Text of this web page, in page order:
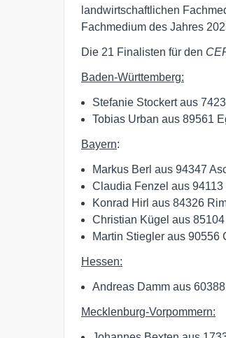
landwirtschaftlichen
Fachmedium des Jahres
Die 21 Finalisten für den
Baden-Württemberg:
Stefanie Stockert aus
Tobias Urban aus 89561
Bayern:
Markus Berl aus 94347
Claudia Fenzel aus
Konrad Hirl aus 84326
Christian Kügel aus
Martin Stiegler aus 90556
Hessen:
Andreas Damm aus
Mecklenburg-Vorpommern: